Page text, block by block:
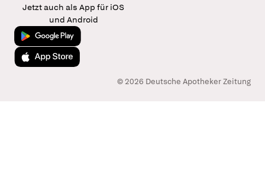
Jetzt auch als App für iOS
und Android
Jetzt bei Google Play
Laden im App Store
© 2026 Deutsche Apotheker Zeitung